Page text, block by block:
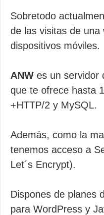
Sobretodo
de las visitas de una
dispositivos móviles.
ANW es un servidor
que te ofrece hasta
+HTTP/2 y MySQL.
Además, como la
tenemos acceso a
Let´s Encrypt).
Dispones de planes
para WordPress y